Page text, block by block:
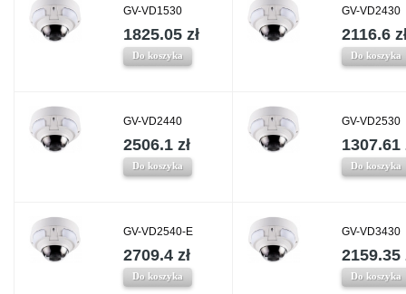
GV-VD1530
1825.05 zł
Do koszyka
GV-VD2430
2116.6
Do koszyka
GV-VD2440
2506.1 zł
Do koszyka
GV-VD2530
1307.61
Do koszyka
GV-VD2540-E
2709.4 zł
Do koszyka
GV-VD3430
2159.35
Do koszyka